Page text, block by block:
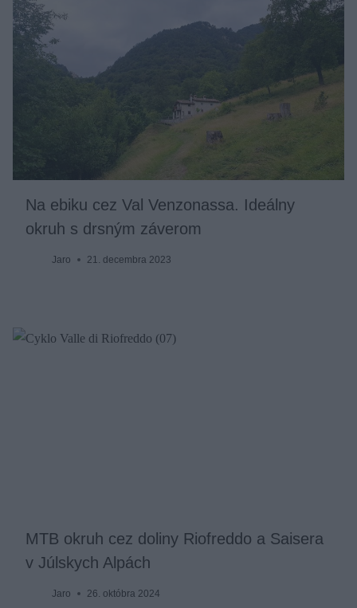
Na ebiku cez Val Venzonassa. Ideálny
okruh s drsným záverom
Jaro 21. decembra 2023
MTB okruh cez doliny Riofreddo a Saisera
v Júlskych Alpách
Jaro 26. októbra 2024